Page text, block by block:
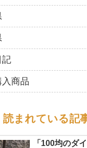
記
入商品
読まれている記
「100均のダ